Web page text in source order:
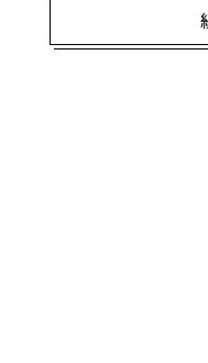
特に広いつばの帽子
式における彼女の存